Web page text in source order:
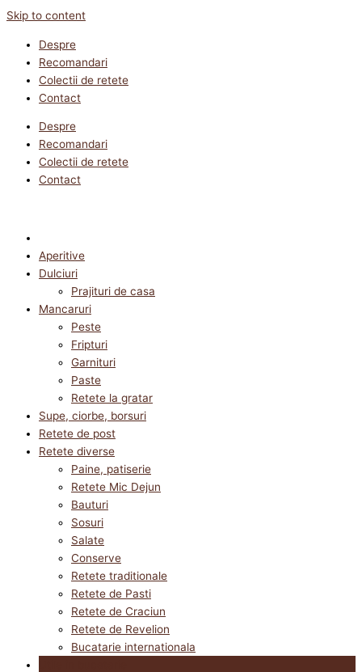
Skip to content
Despre
Recomandari
Colectii de retete
Contact
Despre
Recomandari
Colectii de retete
Contact
Aperitive
Dulciuri
Prajituri de casa
Mancaruri
Peste
Fripturi
Garnituri
Paste
Retete la gratar
Supe, ciorbe, borsuri
Retete de post
Retete diverse
Paine, patiserie
Retete Mic Dejun
Bauturi
Sosuri
Salate
Conserve
Retete traditionale
Retete de Pasti
Retete de Craciun
Retete de Revelion
Bucatarie internationala